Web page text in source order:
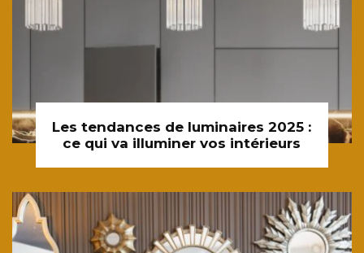
Les tendances de luminaires 2025 :
ce qui va illuminer vos intérieurs